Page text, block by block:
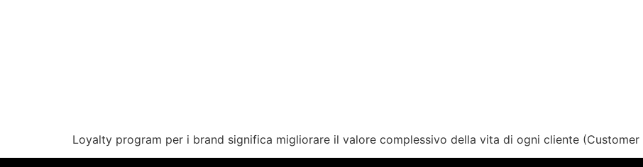
Loyalty program per i brand significa migliorare il valore complessivo della vita di ogni cliente (Customer